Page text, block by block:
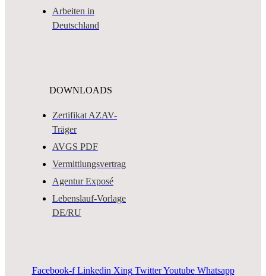
Arbeiten in
Deutschland
DOWNLOADS
Zertifikat AZAV-
Träger
AVGS PDF
Vermittlungsvertrag
Agentur Exposé
Lebenslauf-Vorlage
DE/RU
Facebook-f Linkedin Xing Twitter Youtube Whatsapp